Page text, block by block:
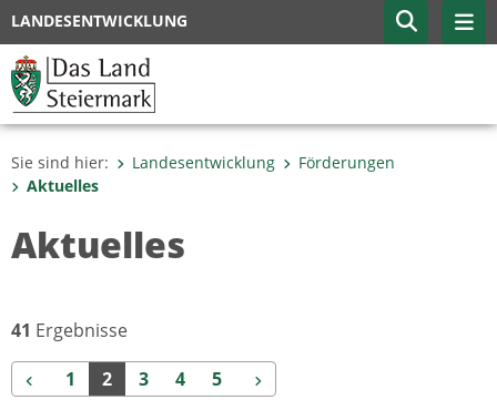
LANDESENTWICKLUNG
Sie sind hier: Landesentwicklung
Förderungen
Aktuelles
Aktuelles
41 Ergebnisse
Zurück
1 2 3 4 5 Weiter